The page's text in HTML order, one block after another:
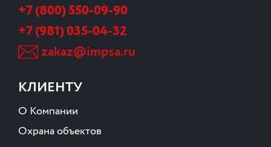
+7 (800) 550-09-90
+7 (981) 035-04-32
zakaz@impsa.ru
КЛИЕНТУ
О Компании
Охрана объектов